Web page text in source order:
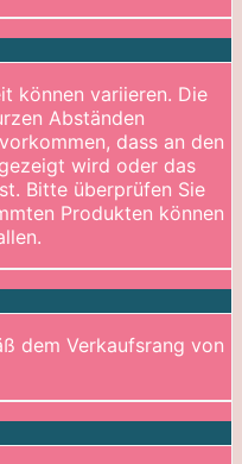
können variieren. Die
Abständen
dass an den
wird oder das
Bitte überprüfen Sie
Produkten können
dem Verkaufsrang von